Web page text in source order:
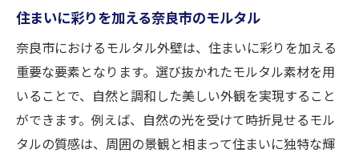
住まいに彩りを加える奈良市のモルタル
奈良市におけるモルタル外壁は、住まいに彩りを加える
重要な要素となります。選び抜かれたモルタル素材を用
いることで、自然と調和した美しい外観を実現すること
ができます。例えば、自然の光を受けて時折見せるモル
タルの質感は、周囲の景観と相まって住まいに独特な輝